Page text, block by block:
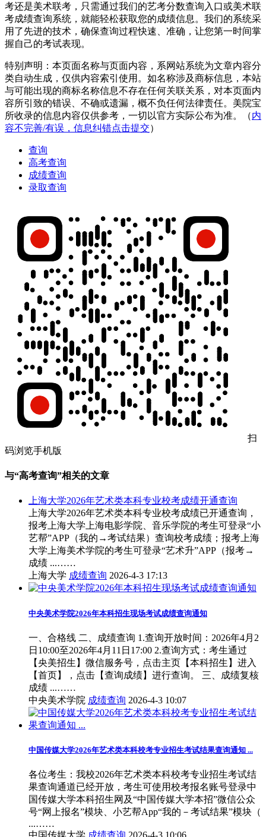
考还是美术联考，只需通过我们的艺考分数查询入口或美术联
考成绩查询系统，就能轻松获取您的成绩信息。我们的系统采
用了先进的技术，确保查询过程快速、准确，让您第一时间掌
握自己的考试表现。
特别声明：本页面名称与页面内容，系网站系统为文章内容分
类自动生成，仅供内容索引使用。如名称涉及商标信息，本站
与可能出现的商标名称信息不存在任何关联关系，对本页面内
容所引致的错误、不确或遗漏，概不负任何法律责任。美院宝
所收录的信息内容仅供参考，一切以官方实际公布为准。（内
容不完善/有误，信息纠错点击提交）
查询
高考查询
成绩查询
录取查询
扫
码浏览手机版
与“高考查询”相关的文章
上海大学2026年艺术类本科专业校考成绩开通查询
上海大学2026年艺术类本科专业校考成绩已开通查询，
报考上海大学上海电影学院、音乐学院的考生可登录“小
艺帮”APP（我的→考试结果）查询校考成绩；报考上海
大学上海美术学院的考生可登录“艺术升”APP（报考→
成绩 ...……
上海大学 成绩查询 2026-4-3 17:13
中央美术学院2026年本科招生现场考试成绩查询通知
一、合格线 二、成绩查询 1.查询开放时间：2026年4月2
日10:00至2026年4月11日17:00 2.查询方式：考生通过
【央美招生】微信服务号，点击主页【本科招生】进入
【首页】，点击【查询成绩】进行查询。 三、成绩复核
成绩 ...……
中央美术学院 成绩查询 2026-4-3 10:07
中国传媒大学2026年艺术类本科校考专业招生考试结果查询通知 ...
各位考生：我校2026年艺术类本科校考专业招生考试结
果查询通道已经开放，考生可使用校考报名账号登录中
国传媒大学本科招生网及“中国传媒大学本招”微信公众
号“网上报名”模块、小艺帮App“我的－考试结果”模块（
...……
中国传媒大学 成绩查询 2026-4-3 10:06